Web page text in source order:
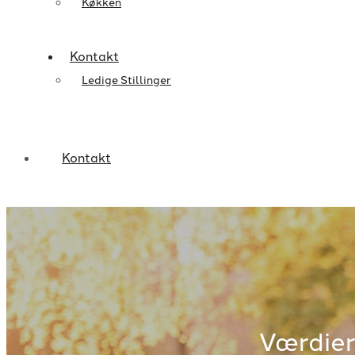
Kontakt
Ledige Stillinger
Kontakt
Værdier